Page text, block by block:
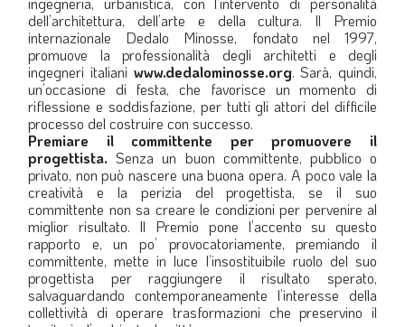
LA VIGNETTA DI EVASIO
SPECIALE
CAMBIA NUMERO expand_more
dell’architettura, dell’arte e della cultura. Il Premio
internazionale Dedalo Minosse, fondato nel 1997,
promuove la professionalità degli architetti e degli
ingegneri italiani www.dedalominosse.org. Sarà, quindi,
un’occasione di festa, che favorisce un momento di
riflessione e soddisfazione, per tutti gli attori del difficile
processo del costruire con successo.
Premiare il committente per promuovere il
progettista. Senza un buon committente, pubblico o
privato, non può nascere una buona opera. A poco vale la
creatività e la perizia del progettista, se il suo
committente non sa creare le condizioni per pervenire al
miglior risultato. Il Premio pone l’accento su questo
rapporto e, un po’ provocatoriamente, premiando il
committente, mette in luce l’insostituibile ruolo del suo
progettista per raggiungere il risultato sperato,
salvaguardando contemporaneamente l’interesse della
collettività di operare trasformazioni che preservino il